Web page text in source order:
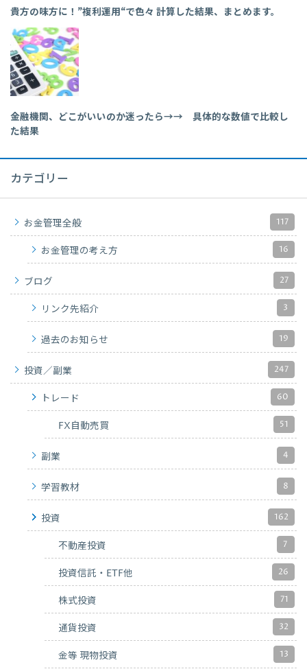
貴方の味方に！”複利運用“で色々 計算した結果、まとめます。
金融機関、どこがいいのか迷ったら→→ 具体的な数値で比較し
た結果
カテゴリー
お金管理全般 117
お金管理の考え方 16
ブログ 27
リンク先紹介 3
過去のお知らせ 19
投資／副業 247
トレード 60
FX自動売買 51
副業 4
学習教材 8
投資 162
不動産投資 7
投資信託・ETF他 26
株式投資 71
通貨投資 32
金等 現物投資 13